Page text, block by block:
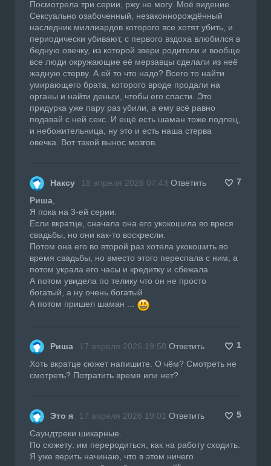
Посмотрела три серии, ржу не могу. Моё видение.
Сексуально озабоченный, незаконнорождённый
наследник миллиардов которого все хотят убить, и
периодически убивают, с первого вздоха влюбился в
бедную овечку, из которой звери родители и вообще
все люди окружающие её мерзавцы сделали из неё
жадную стерву. А ей то что надо? Всего то найти
умирающего брата, которого вроде продали на
органы и найти деньги, чтобы его спасти. Это
придурка уже пару раз убили, а ему всё равно
подавай с ней секс. И ещё есть шаман тоже подлец,
и небожительница, ну это и есть наша стерва
овечка. Вот такой вынос мозгов.
Наксу 18 апреля 2026 07:43 Ответить
7
Риша
Я пока на 3-ей серии.
Если вкратце, сначала она его укокошила во вреся
свадьбы, но они как-то воскресли.
Потом она его во второй раз хотела укокошить во
время свадьбы, но вместо этого переспала с ним, а
потом украла его часы и кредитку и сбежала
А потом увидела по телику что он не просто
богатый, а ну очень богатый
А потом пришел шаман ...
Риша 17 апреля 2026 19:58 Ответить
1
Хоть вкратце сюжет напишите. О чём? Смотреть не
смотреть? Потратить время или нет?
Это я 17 апреля 2026 19:01 Ответить
5
Саундтреки шикарные.
По сюжету: им переродиться, как на работу сходить.
Я уже верить начинаю, что в этом ничего